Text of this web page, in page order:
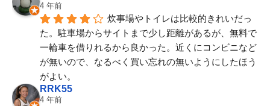
4 年前
炊事場やトイレは比較的きれいだっ
た。駐車場からサイトまで少し距離があるが、無料で
一輪車を借りれるから良かった。近くにコンビニなど
が無いので、なるべく買い忘れの無いようにしたほう
がよい。
RRK55
4 年前